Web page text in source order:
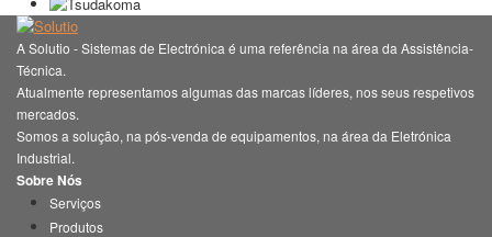
A Solutio - Sistemas de Electrónica é uma referência na área da Assistência-
Técnica.
Atualmente representamos algumas das marcas líderes, nos seus respetivos
mercados.
Somos a solução, na pós-venda de equipamentos, na área da Eletrónica
Industrial.
Sobre Nós
Serviços
Produtos